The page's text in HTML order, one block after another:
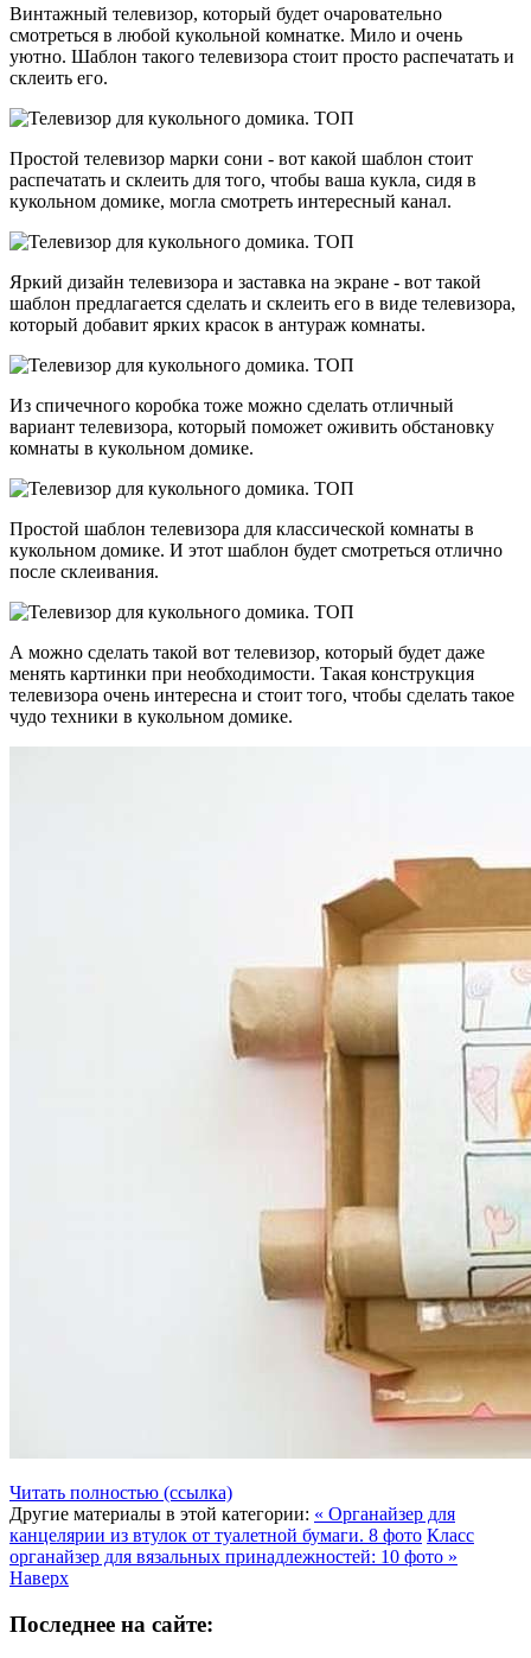
Винтажный телевизор, который будет очаровательно
смотреться в любой кукольной комнатке. Мило и очень
уютно. Шаблон такого телевизора стоит просто распечатать и
склеить его.
Простой телевизор марки сони - вот какой шаблон стоит
распечатать и склеить для того, чтобы ваша кукла, сидя в
кукольном домике, могла смотреть интересный канал.
Яркий дизайн телевизора и заставка на экране - вот такой
шаблон предлагается сделать и склеить его в виде телевизора,
который добавит ярких красок в антураж комнаты.
Из спичечного коробка тоже можно сделать отличный
вариант телевизора, который поможет оживить обстановку
комнаты в кукольном домике.
Простой шаблон телевизора для классической комнаты в
кукольном домике. И этот шаблон будет смотреться отлично
после склеивания.
А можно сделать такой вот телевизор, который будет даже
менять картинки при необходимости. Такая конструкция
телевизора очень интересна и стоит того, чтобы сделать такое
чудо техники в кукольном домике.
Читать полностью (ссылка)
Другие материалы в этой категории: « Органайзер для
канцелярии из втулок от туалетной бумаги. 8 фото Класс
органайзер для вязальных принадлежностей: 10 фото »
Наверх
Последнее на сайте: